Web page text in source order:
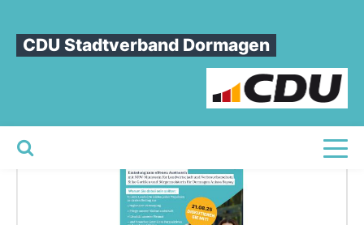
CDU Stadtverband Dormagen
Sie sind hier
DormagenTalkderCDUDormagen